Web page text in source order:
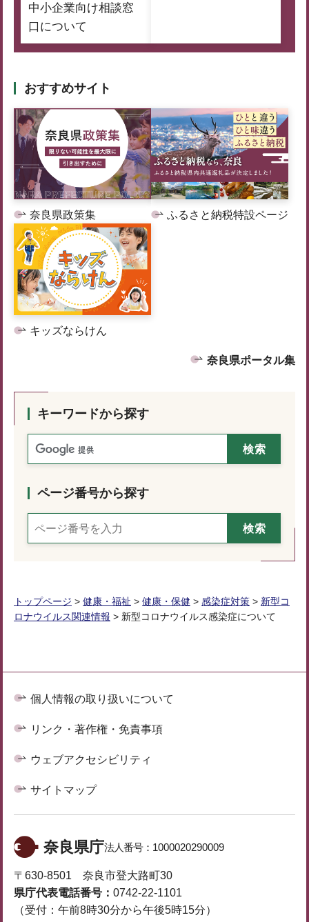
中小企業向け相談窓
口について
おすすめサイト
奈良県政策集 ふるさと納税特設ページ
キッズならけん
奈良県ポータル集
キーワードから探す
ページ番号から探す
トップページ > 健康・福祉 > 健康・保健 > 感染症対策 > 新型コ
ロナウイルス関連情報 > 新型コロナウイルス感染症について
個人情報の取り扱いについて
リンク・著作権・免責事項
ウェブアクセシビリティ
サイトマップ
奈良県庁法人番号： 1000020290009
〒630-8501 奈良市登大路町30
県庁代表電話番号： 0742-22-1101
（受付：午前8時30分から午後5時15分）